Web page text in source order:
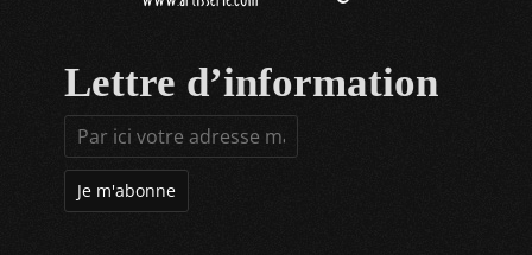
Lettre d’information